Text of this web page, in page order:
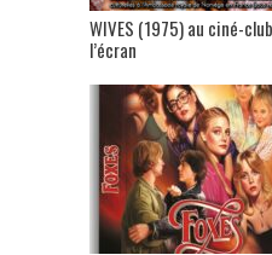
WIVES (1975) au ciné-
l’écran